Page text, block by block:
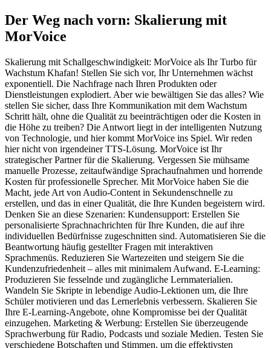
Der Weg nach vorn: Skalierung mit
MorVoice
Skalierung mit Schallgeschwindigkeit: MorVoice als Ihr Turbo für
Wachstum Khafan! Stellen Sie sich vor, Ihr Unternehmen wächst
exponentiell. Die Nachfrage nach Ihren Produkten oder
Dienstleistungen explodiert. Aber wie bewältigen Sie das alles? Wie
stellen Sie sicher, dass Ihre Kommunikation mit dem Wachstum
Schritt hält, ohne die Qualität zu beeinträchtigen oder die Kosten in
die Höhe zu treiben? Die Antwort liegt in der intelligenten Nutzung
von Technologie, und hier kommt MorVoice ins Spiel. Wir reden
hier nicht von irgendeiner TTS-Lösung. MorVoice ist Ihr
strategischer Partner für die Skalierung. Vergessen Sie mühsame
manuelle Prozesse, zeitaufwändige Sprachaufnahmen und horrende
Kosten für professionelle Sprecher. Mit MorVoice haben Sie die
Macht, jede Art von Audio-Content in Sekundenschnelle zu
erstellen, und das in einer Qualität, die Ihre Kunden begeistern wird.
Denken Sie an diese Szenarien: Kundensupport: Erstellen Sie
personalisierte Sprachnachrichten für Ihre Kunden, die auf ihre
individuellen Bedürfnisse zugeschnitten sind. Automatisieren Sie die
Beantwortung häufig gestellter Fragen mit interaktiven
Sprachmenüs. Reduzieren Sie Wartezeiten und steigern Sie die
Kundenzufriedenheit – alles mit minimalem Aufwand. E-Learning:
Produzieren Sie fesselnde und zugängliche Lernmaterialien.
Wandeln Sie Skripte in lebendige Audio-Lektionen um, die Ihre
Schüler motivieren und das Lernerlebnis verbessern. Skalieren Sie
Ihre E-Learning-Angebote, ohne Kompromisse bei der Qualität
einzugehen. Marketing & Werbung: Erstellen Sie überzeugende
Sprachwerbung für Radio, Podcasts und soziale Medien. Testen Sie
verschiedene Botschaften und Stimmen, um die effektivsten